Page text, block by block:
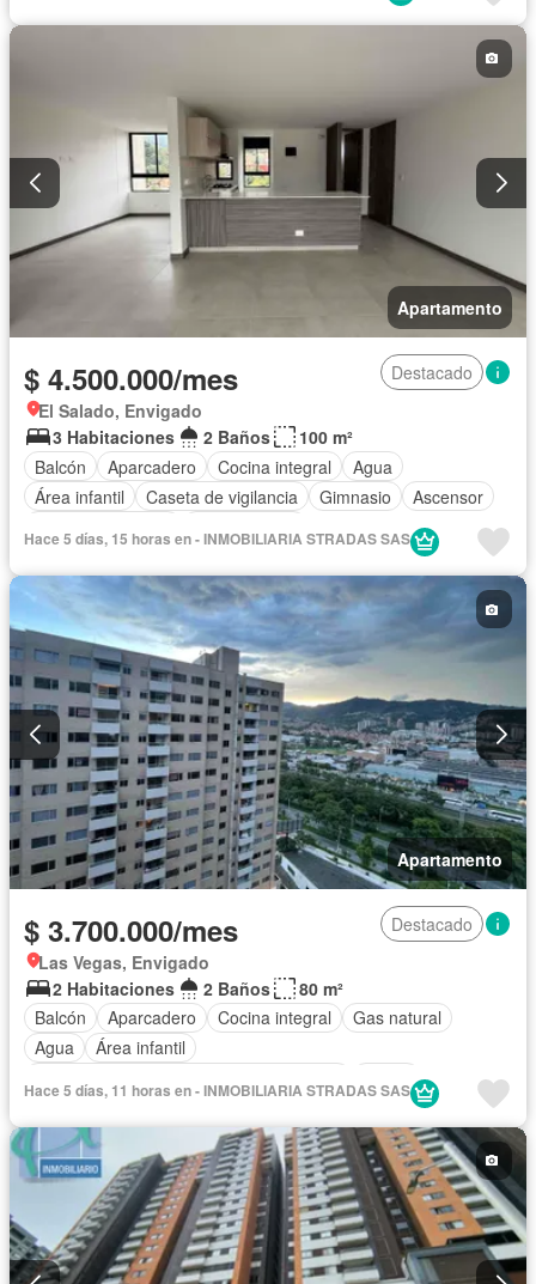
Apartamento
$ 4.500.000/mes
Destacado
El Salado, Envigado
3 Habitaciones
2 Baños
100 m²
Balcón
Aparcadero Cocina integral
Agua
Área infantil
Caseta de vigilancia Gimnasio
Ascensor
Hace 5 días, 15 horas en - INMOBILIARIA STRADAS SAS
Apartamento
$ 3.700.000/mes
Destacado
Las Vegas, Envigado
2 Habitaciones
2 Baños
80 m²
Balcón
Aparcadero Cocina integral
Gas natural
Agua
Área infantil
Ascensor
Seguridad privada
Piscina
Permite mascotas
Permite niños
Hace 5 días, 11 horas en - INMOBILIARIA STRADAS SAS